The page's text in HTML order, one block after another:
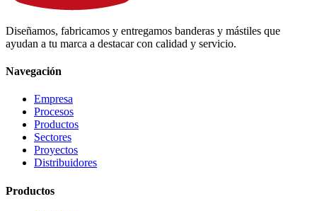
Diseñamos, fabricamos y entregamos banderas y mástiles que
ayudan a tu marca a destacar con calidad y servicio.
Navegación
Empresa
Procesos
Productos
Sectores
Proyectos
Distribuidores
Productos